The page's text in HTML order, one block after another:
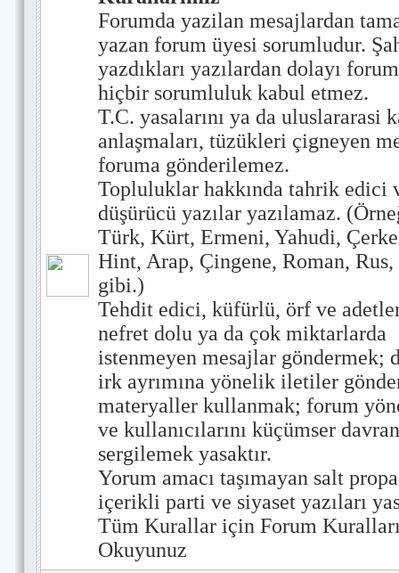
Forumda yazilan mesajlardan
yazan forum üyesi sorumludur.
yazdıkları yazılardan dolayı
hiçbir sorumluluk kabul etmez.
T.C. yasalarını ya da uluslararasi
anlaşmaları, tüzükleri çigneyen
foruma gönderilemez.
Topluluklar hakkında tahrik edici
düşürücü yazılar yazılamaz.
Türk, Kürt, Ermeni, Yahudi,
Hint, Arap, Çingene, Roman, Rus,
gibi.)
Tehdit edici, küfürlü, örf ve
nefret dolu ya da çok miktarlarda
istenmeyen mesajlar göndermek;
irk ayrımına yönelik iletiler
materyaller kullanmak; forum
ve kullanıcılarını küçümser
sergilemek yasaktır.
Yorum amacı taşımayan salt
içerikli parti ve siyaset yazıları
Tüm Kurallar için Forum
Okuyunuz